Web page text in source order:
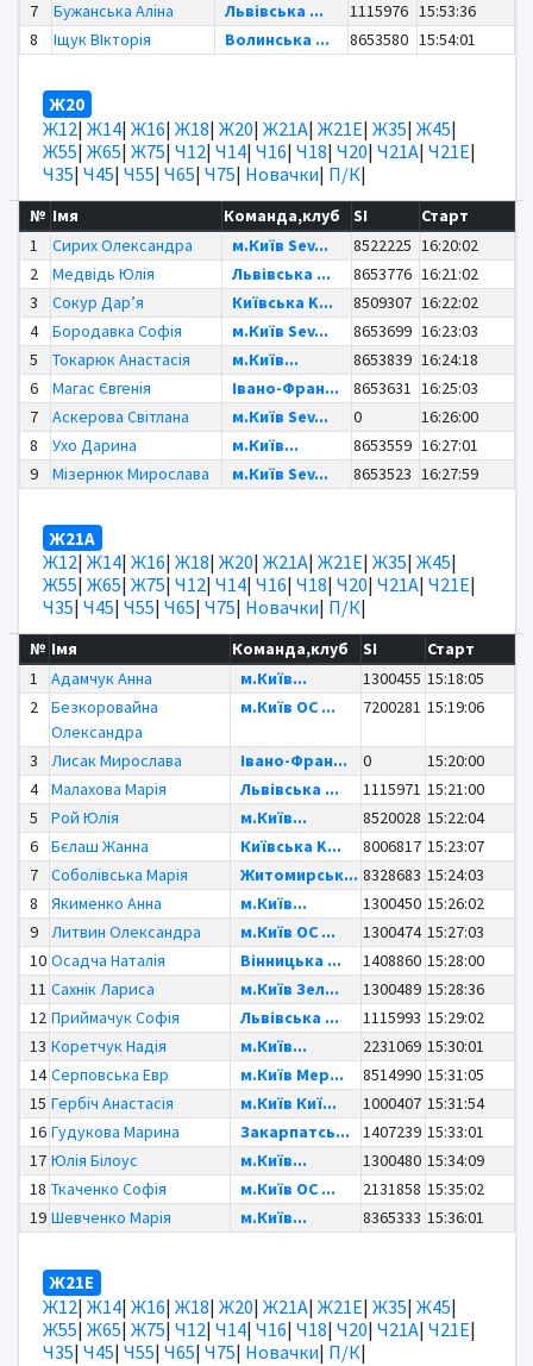
7 Бужанська Аліна Львівська ... 1115976 15:53:36
8
Іщук ВІкторія Волинська ... 8653580 15:54:01
Ж20
Ж12| Ж14| Ж16| Ж18| Ж20| Ж21А| Ж21Е| Ж35| Ж45|
Ж55| Ж65| Ж75| Ч12| Ч14| Ч16| Ч18| Ч20| Ч21А| Ч21Е|
Ч35| Ч45| Ч55| Ч65| Ч75| Новачки| П/К|
№ Імя Команда,клуб SI
Старт
1
Сирих Олександра м.Київ Sev... 8522225 16:20:02
2
Медвідь Юлія Львівська ... 8653776 16:21:02
3
Сокур Дар’я Київська K... 8509307 16:22:02
4
Бородавка Софія м.Київ Sev... 8653699 16:23:03
5
Токарюк Анастасія м.Київ... 8653839 16:24:18
6
Магас Євгенія Івано-Фран... 8653631 16:25:03
7
Аскерова Світлана м.Київ Sev... 0
16:26:00
8
Ухо Дарина м.Київ... 8653559 16:27:01
9
Мізернюк Мирослава м.Київ Sev... 8653523 16:27:59
Ж21А
Ж12| Ж14| Ж16| Ж18| Ж20| Ж21А| Ж21Е| Ж35| Ж45|
Ж55| Ж65| Ж75| Ч12| Ч14| Ч16| Ч18| Ч20| Ч21А| Ч21Е|
Ч35| Ч45| Ч55| Ч65| Ч75| Новачки| П/К|
№ Імя Команда,клуб SI
Старт
1
Адамчук Анна м.Київ... 1300455 15:18:05
2
Безкоровайна
Олександра
м.Київ OC ... 7200281 15:19:06
3 Лисак Мирослава Івано-Фран... 0
15:20:00
4
Малахова Марія Львівська ... 1115971 15:21:00
5
Рой Юлія м.Київ... 8520028 15:22:04
6
Бєлаш Жанна Київська K... 8006817 15:23:07
7
Соболівська Марія Житомирськ... 8328683 15:24:03
8
Якименко Анна м.Київ... 1300450 15:26:02
9
Литвин Олександра м.Київ OC ... 1300474 15:27:03
10 Осадча Наталія Вінницька ... 1408860 15:28:00
11 Сахнік Лариса м.Київ Зел... 1300489 15:28:36
12 Приймачук Софія Львівська ... 1115993 15:29:02
13 Коретчук Надія м.Київ... 2231069 15:30:01
14 Серповська Евр м.Київ Мер... 8514990 15:31:05
15 Гербіч Анастасія м.Київ Киї... 1000407 15:31:54
16 Гудукова Марина Закарпатсь... 1407239 15:33:01
17 Юлія Білоус м.Київ... 1300480 15:34:09
18 Ткаченко Софія м.Київ OC ... 2131858 15:35:02
19 Шевченко Марія м.Київ... 8365333 15:36:01
Ж21Е
Ж12| Ж14| Ж16| Ж18| Ж20| Ж21А| Ж21Е| Ж35| Ж45|
Ж55| Ж65| Ж75| Ч12| Ч14| Ч16| Ч18| Ч20| Ч21А| Ч21Е|
Ч35| Ч45| Ч55| Ч65| Ч75| Новачки| П/К|